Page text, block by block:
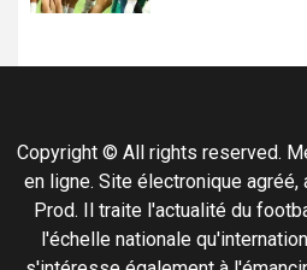
Copyright © All rights reserved.
en ligne. Site électronique agréé,
Prod. Il traite l'actualité du
l'échelle nationale